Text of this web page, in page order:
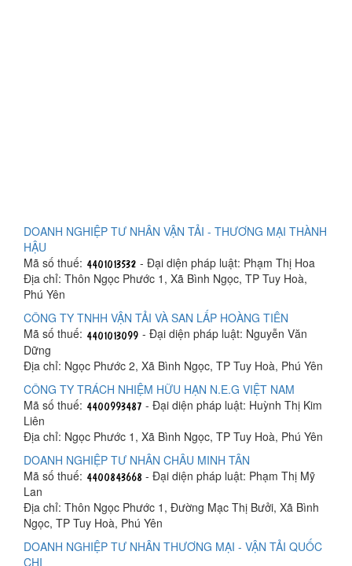
DOANH NGHIỆP TƯ NHÂN VẬN TẢI - THƯƠNG MẠI THÀNH
HẬU
Mã số thuế:
- Đại diện pháp luật: Phạm Thị Hoa
Địa chỉ: Thôn Ngọc Phước 1, Xã Bình Ngọc, TP Tuy Hoà,
Phú Yên
CÔNG TY TNHH VẬN TẢI VÀ SAN LẤP HOÀNG TIÊN
Mã số thuế:
- Đại diện pháp luật: Nguyễn Văn
Dững
Địa chỉ: Ngọc Phước 2, Xã Bình Ngọc, TP Tuy Hoà, Phú Yên
CÔNG TY TRÁCH NHIỆM HỮU HẠN N.E.G VIỆT NAM
Mã số thuế:
- Đại diện pháp luật: Huỳnh Thị Kim
Liên
Địa chỉ: Ngọc Phước 1, Xã Bình Ngọc, TP Tuy Hoà, Phú Yên
DOANH NGHIỆP TƯ NHÂN CHÂU MINH TÂN
Mã số thuế:
- Đại diện pháp luật: Phạm Thị Mỹ
Lan
Địa chỉ: Thôn Ngọc Phước 1, Đường Mạc Thị Bưởi, Xã Bình
Ngọc, TP Tuy Hoà, Phú Yên
DOANH NGHIỆP TƯ NHÂN THƯƠNG MẠI - VẬN TẢI QUỐC
CHI